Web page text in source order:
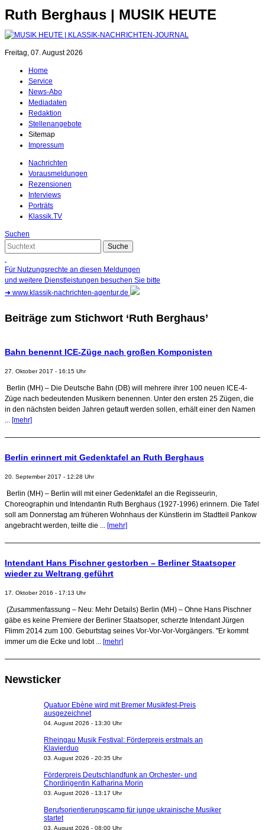
Ruth Berghaus | MUSIK HEUTE
Freitag, 07. August 2026
Home
Service
News-Abo
Mediadaten
Redaktion
Stellenangebote
Sitemap
Impressum
Nachrichten
Vorausmeldungen
Rezensionen
Interviews
Porträts
Klassik.TV
Suchen
Für Nutzungsrechte an diesen Meldungen
und weitere Dienstleistungen besuchen Sie bitte
➜ www.klassik-nachrichten-agentur.de
Beiträge zum Stichwort ‘Ruth Berghaus’
Bahn benennt ICE-Züge nach großen Komponisten
27. Oktober 2017 - 16:15 Uhr
Berlin (MH) – Die Deutsche Bahn (DB) will mehrere ihrer 100 neuen ICE-4-
Züge nach bedeutenden Musikern benennen. Unter den ersten 25 Zügen, die
in den nächsten beiden Jahren getauft werden sollen, erhält einer den Namen
... [mehr]
Berlin erinnert mit Gedenktafel an Ruth Berghaus
20. September 2017 - 12:28 Uhr
Berlin (MH) – Berlin will mit einer Gedenktafel an die Regisseurin,
Choreographin und Intendantin Ruth Berghaus (1927-1996) erinnern. Die Tafel
soll am Donnerstag am früheren Wohnhaus der Künstlerin im Stadtteil Pankow
angebracht werden, teilte die ... [mehr]
Intendant Hans Pischner gestorben – Berliner Staatsoper
wieder zu Weltrang geführt
17. Oktober 2016 - 17:13 Uhr
(Zusammenfassung – Neu: Mehr Details) Berlin (MH) – Ohne Hans Pischner
gäbe es keine Premiere der Berliner Staatsoper, scherzte Intendant Jürgen
Flimm 2014 zum 100. Geburtstag seines Vor-Vor-Vor-Vorgängers. "Er kommt
immer um die Ecke und lobt ... [mehr]
Newsticker
ausgezeichnet
04. August 2026 - 13:30 Uhr
Klavierduo
03. August 2026 - 20:35 Uhr
Chordirigentin Katharina Morin
03. August 2026 - 13:17 Uhr
startet
03. August 2026 - 08:00 Uhr